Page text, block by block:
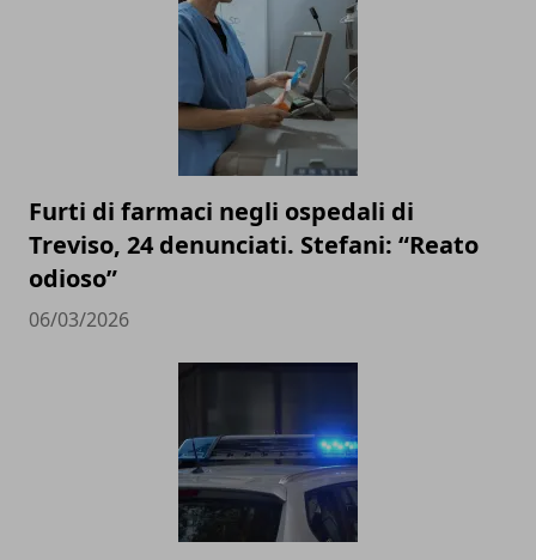
Furti di farmaci negli ospedali di
Treviso, 24 denunciati. Stefani: “Reato
odioso”
06/03/2026